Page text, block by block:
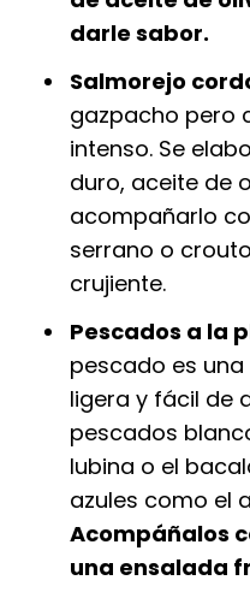
darle sabor.
Salmorejo
gazpacho pero
intenso. Se
duro, aceite de
acompañarlo
serrano o
crujiente.
Pescados a la
pescado es
ligera y fácil de
pescados
lubina o el
azules como el
Acompáñalos
una ensalada